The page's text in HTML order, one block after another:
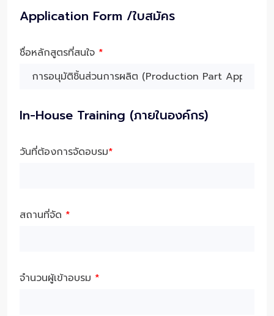
Application Form /ใบสมัคร
ชื่อหลักสูตรที่สนใจ *
In-House Training (ภายในองค์กร)
วันที่ต้องการจัดอบรม*
สถานที่จัด *
จำนวนผู้เข้าอบรม *